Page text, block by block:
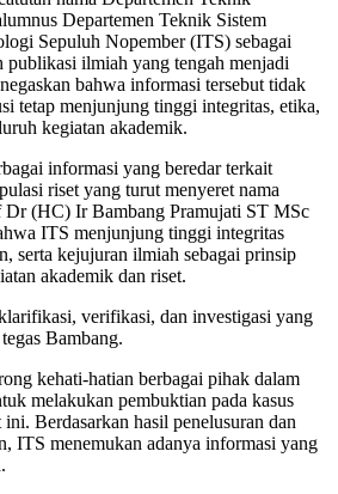
Departemen Teknik Sistem
Sepuluh Nopember (ITS) sebagai
publikasi ilmiah yang tengah menjadi
bahwa informasi tersebut tidak
tetap menjunjung tinggi integritas, etika,
kegiatan akademik.
informasi yang beredar terkait
riset yang turut menyeret nama
(HC) Ir Bambang Pramujati ST MSc
ITS menjunjung tinggi integritas
serta kejujuran ilmiah sebagai prinsip
akademik dan riset.
verifikasi, dan investigasi yang
Bambang.
kehati-hatian berbagai pihak dalam
melakukan pembuktian pada kasus
ini. Berdasarkan hasil penelusuran dan
ITS menemukan adanya informasi yang